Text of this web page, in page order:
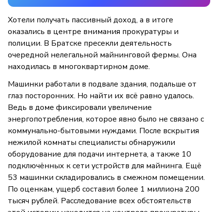
Хотели получать пассивный доход, а в итоге
оказались в центре внимания прокуратуры и
полиции. В Братске пресекли деятельность
очередной нелегальной майнинговой фермы. Она
находилась в многоквартирном доме.
Машинки работали в подвале здания, подальше от
глаз посторонних. Но найти их всё равно удалось.
Ведь в доме фиксировали увеличение
энергопотребления, которое явно было не связано с
коммунально-бытовыми нуждами. После вскрытия
нежилой комнаты специалисты обнаружили
оборудование для подачи интернета, а также 10
подключённых к сети устройств для майнинга. Ещё
53 машинки складировались в смежном помещении.
По оценкам, ущерб составил более 1 миллиона 200
тысяч рублей. Расследование всех обстоятельств